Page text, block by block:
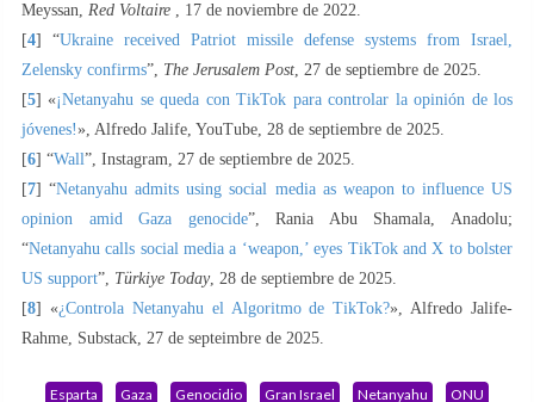
Meyssan, Red Voltaire , 17 de noviembre de 2022.
[4] “Ukraine received Patriot missile defense systems from Israel,
Zelensky confirms”, The Jerusalem Post, 27 de septiembre de 2025.
[5] «¡Netanyahu se queda con TikTok para controlar la opinión de los
jóvenes!», Alfredo Jalife, YouTube, 28 de septiembre de 2025.
[6] “Wall”, Instagram, 27 de septiembre de 2025.
[7] “Netanyahu admits using social media as weapon to influence US
opinion amid Gaza genocide”, Rania Abu Shamala, Anadolu;
“Netanyahu calls social media a ‘weapon,’ eyes TikTok and X to bolster
US support”, Türkiye Today, 28 de septiembre de 2025.
[8] «¿Controla Netanyahu el Algoritmo de TikTok?», Alfredo Jalife-
Rahme, Substack, 27 de septeimbre de 2025.
Esparta Gaza Genocidio Gran Israel Netanyahu
ONU